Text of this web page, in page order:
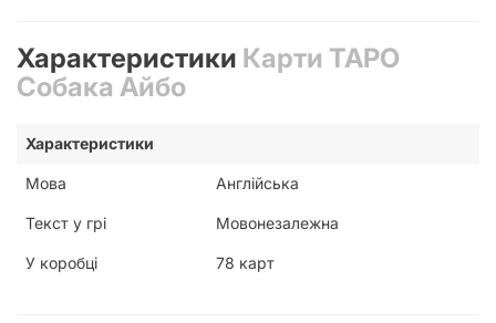
Особливості карток:
Закруглені кути
Характеристики Карти ТАРО
Собака Айбо
Характеристики
Мова Англійська
Текст у грі Мовонезалежна
У коробці 78 карт